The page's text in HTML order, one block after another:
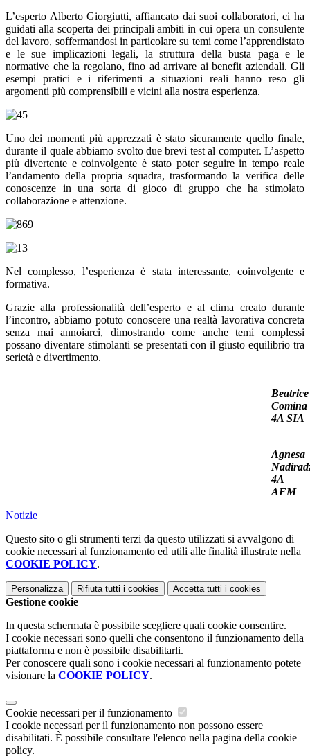
L’esperto Alberto Giorgiutti, affiancato dai suoi collaboratori, ci ha
guidati alla scoperta dei principali ambiti in cui opera un consulente
del lavoro, soffermandosi in particolare su temi come l’apprendistato
e le sue implicazioni legali, la struttura della busta paga e le
normative che la regolano, fino ad arrivare ai benefit aziendali. Gli
esempi pratici e i riferimenti a situazioni reali hanno reso gli
argomenti più comprensibili e vicini alla nostra esperienza.
Uno dei momenti più apprezzati è stato sicuramente quello finale,
durante il quale abbiamo svolto due brevi test al computer. L’aspetto
più divertente e coinvolgente è stato poter seguire in tempo reale
l’andamento della propria squadra, trasformando la verifica delle
conoscenze in una sorta di gioco di gruppo che ha stimolato
collaborazione e attenzione.
Nel complesso, l’esperienza è stata interessante, coinvolgente e
formativa.
Grazie alla professionalità dell’esperto e al clima creato durante
l’incontro, abbiamo potuto conoscere una realtà lavorativa concreta
senza mai annoiarci, dimostrando come anche temi complessi
possano diventare stimolanti se presentati con il giusto equilibrio tra
serietà e divertimento.
Beatrice
Comina
4A SIA
Agnesa
4A
AFM
Notizie
Questo sito o gli strumenti terzi da questo utilizzati si avvalgono di
cookie necessari al funzionamento ed utili alle finalità illustrate nella
COOKIE POLICY.
Personalizza Rifiuta tutti i cookies Accetta tutti i cookies
Gestione cookie
In questa schermata è possibile scegliere quali cookie consentire.
I cookie necessari sono quelli che consentono il funzionamento della
piattaforma e non è possibile disabilitarli.
Per conoscere quali sono i cookie necessari al funzionamento potete
visionare la COOKIE POLICY.
Cookie necessari per il funzionamento
I cookie necessari per il funzionamento non possono essere
disabilitati. È possibile consultare l'elenco nella pagina della cookie
policy.